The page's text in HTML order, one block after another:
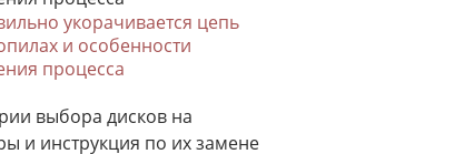
укорачивается цепь
и особенности
процесса